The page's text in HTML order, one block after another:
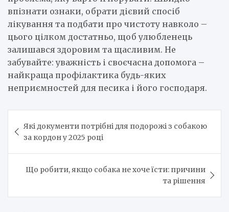
впізнати ознаки, обрати дієвий спосіб
лікування та подбати про чистоту навколо –
цього цілком достатньо, щоб улюбленець
залишався здоровим та щасливим. Не
забувайте: уважність і своєчасна допомога –
найкраща профілактика будь-яких
неприємностей для песика і його господаря.
по
записям
Які документи потрібні для подорожі з собакою
за кордон у 2025 році
Що робити, якщо собака не хоче їсти: причини
та рішення